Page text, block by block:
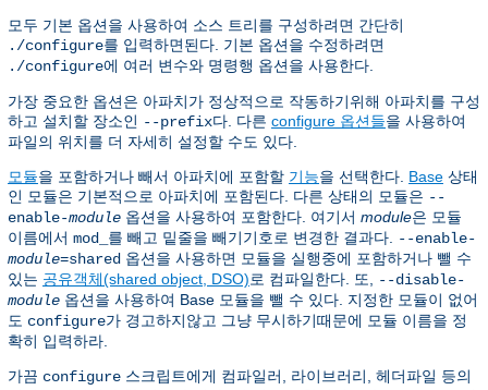
모두 기본 옵션을 사용하여 소스 트리를 구성하려면 간단히
./configure를 입력하면된다. 기본 옵션을 수정하려면
./configure에 여러 변수와 명령행 옵션을 사용한다.
가장 중요한 옵션은 아파치가 정상적으로 작동하기위해 아파치를 구성
하고 설치할 장소인 --prefix다. 다른 configure 옵션들을 사용하여
파일의 위치를 더 자세히 설정할 수도 있다.
모듈을 포함하거나 빼서 아파치에 포함할 기능을 선택한다. Base 상태
인 모듈은 기본적으로 아파치에 포함된다. 다른 상태의 모듈은 --
enable-module 옵션을 사용하여 포함한다. 여기서 module은 모듈
이름에서 mod_ 를 빼고 밑줄을 빼기기호로 변경한 결과다.
--enable-
module=shared 옵션을 사용하면 모듈을 실행중에 포함하거나 뺄 수
있는 공유객체(shared object, DSO)로 컴파일한다. 또,
--disable-
module 옵션을 사용하여 Base 모듈을 뺄 수 있다. 지정한 모듈이 없어
도 configure가 경고하지않고 그냥 무시하기때문에 모듈 이름을 정
확히 입력하라.
가끔 configure 스크립트에게 컴파일러, 라이브러리, 헤더파일 등의